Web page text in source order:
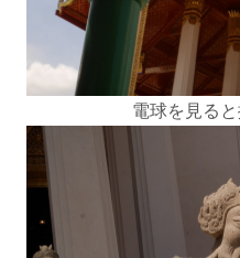
電球を見る